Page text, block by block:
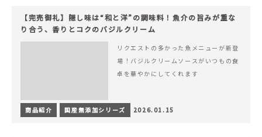
【完売御礼】隠し味は“和と洋”の調味料！魚介の旨みが重な
り合う、香りとコクのバジルクリーム
リクエストの多かった魚メニューが新登
場！バジルクリームソースがいつもの食
卓を華やかにしてくれます
商品紹介 国産無添加シリーズ 2026.01.15